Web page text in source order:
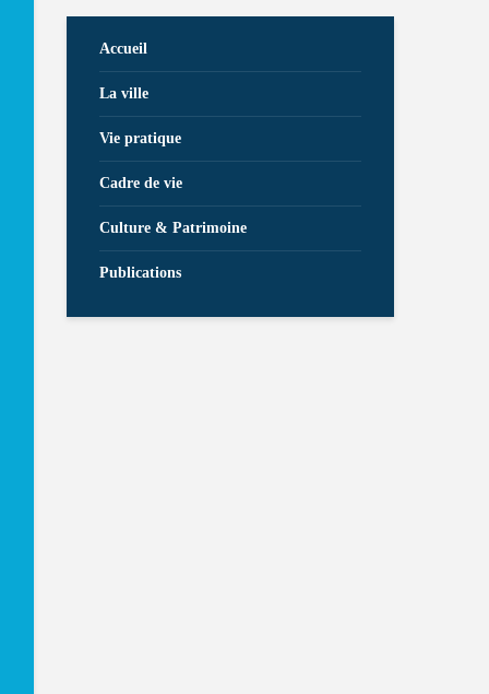
Accueil
La ville
Vie pratique
Cadre de vie
Culture & Patrimoine
Publications